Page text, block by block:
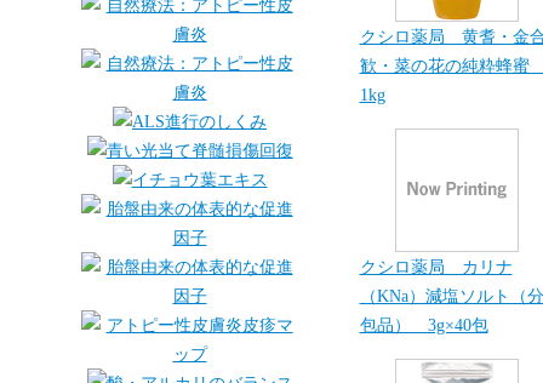
クシロ薬局 黄耆・金
歓・菜の花の純粋蜂
1kg
クシロ薬局 カリナ
（KNa）減塩ソルト（分
包品） 3g×40包